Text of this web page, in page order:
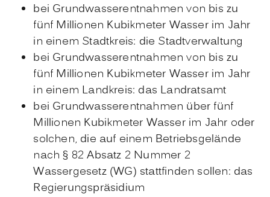
bei Grundwasserentnahmen von bis zu
fünf Millionen Kubikmeter Wasser im Jahr
in einem Stadtkreis: die Stadtverwaltung
bei Grundwasserentnahmen von bis zu
fünf Millionen Kubikmeter Wasser im Jahr
in einem Landkreis: das Landratsamt
bei Grundwasserentnahmen über fünf
Millionen Kubikmeter Wasser im Jahr oder
solchen, die auf einem Betriebsgelände
nach § 82 Absatz 2 Nummer 2
Wassergesetz (WG) stattfinden sollen: das
Regierungspräsidium